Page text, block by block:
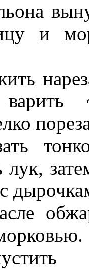
и
лук,